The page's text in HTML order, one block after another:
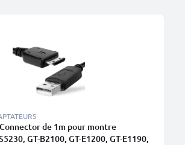
de 1m pour montre
GT-B2100, GT-E1200, GT-E1190,